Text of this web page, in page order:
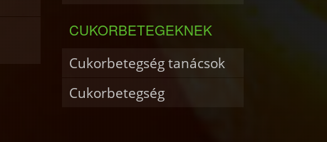
CUKORBETEGEKNEK
Cukorbetegség tanácsok
Cukorbetegség